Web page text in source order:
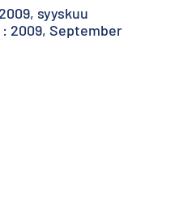
syyskuu
2009, September